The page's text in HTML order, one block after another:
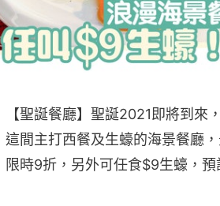
【聖誕餐廳】聖誕2021即將到來
這間主打西餐及生蠔的海景餐廳
限時9折，另外可任食$9生蠔，